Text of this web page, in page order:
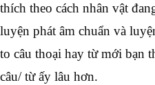
thích theo cách nhân vật
luyện phát âm chuẩn và
to câu thoại hay từ mới bạn
câu/ từ ấy lâu hơn.